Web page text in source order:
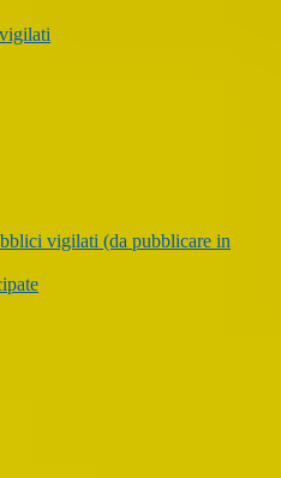
vigilati (da pubblicare in